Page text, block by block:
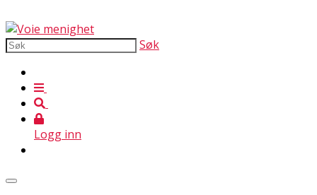
Søk
Logg inn